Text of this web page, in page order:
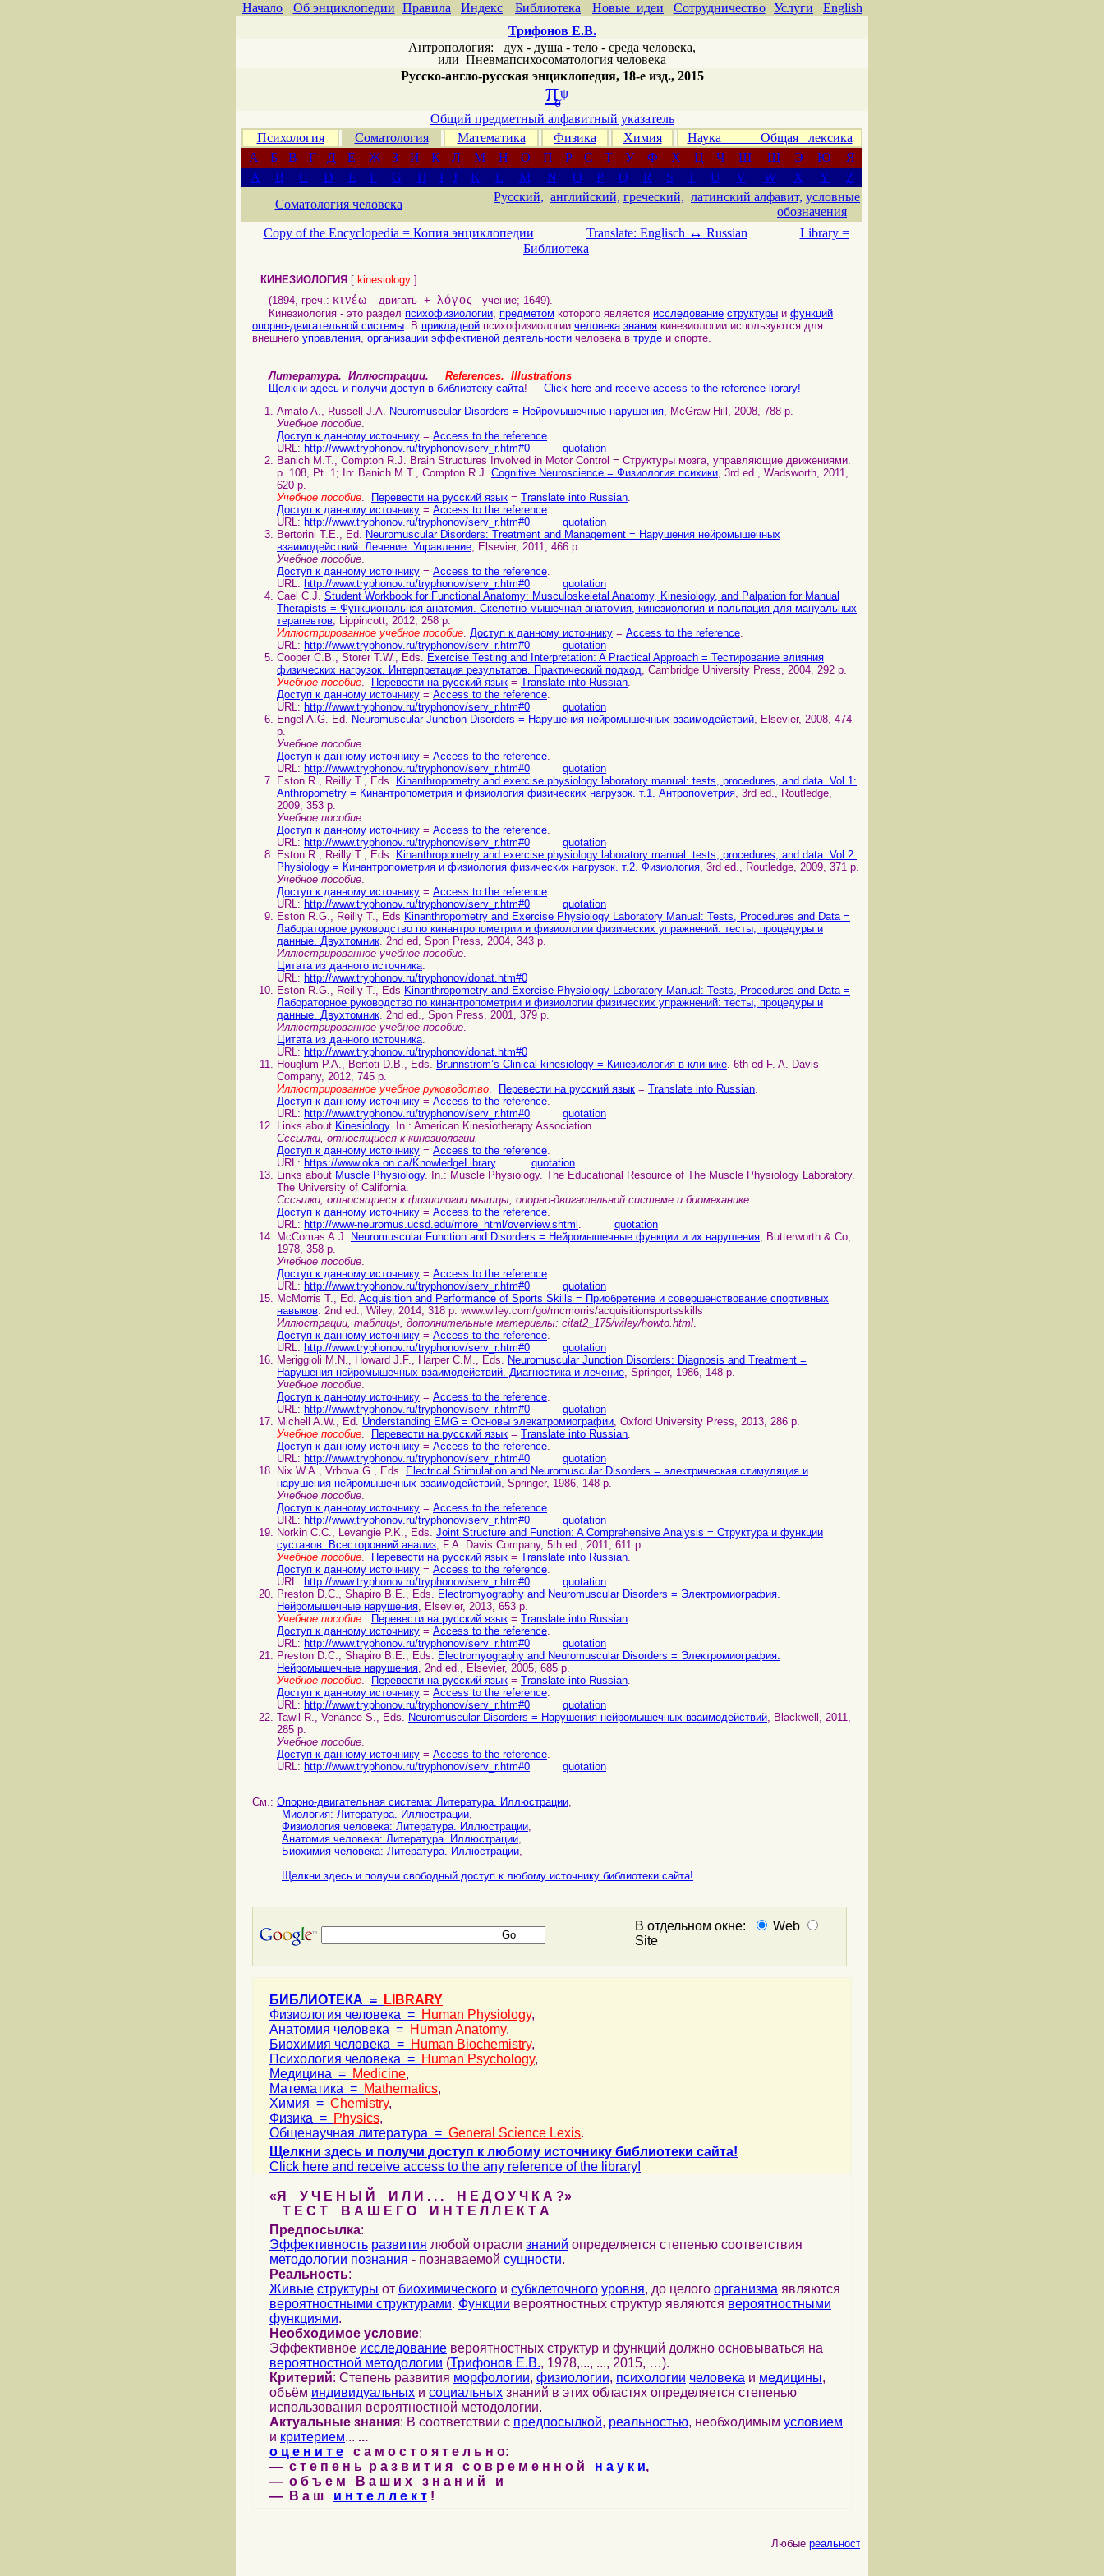
Начало Об энциклопедии Правила Индекс Библиотека Новые идеи Сотрудничество Услуги
English
Трифонов Е.В.
Антропология: дух - душа - тело - среда человека,
или Пневмапсихосоматология человека
Русско-англо-русская энциклопедия, 18-е изд., 2015
πψ
σ
Общий предметный алфавитный указатель
Психология
Соматология Математика Физика Химия
Наука Общая лексика
А
Б В Г Д Е Ж З И К Л М Н О П Р С Т У Ф Х Ц Ч Ш Щ Э Ю
Я
A
B C D E F G H I J K L M N O P Q R S T U V W X Y
Z
Соматология человека
Русский, английский, греческий, латинский алфавит, условные
обозначения
Copy of the Encyclopedia = Копия энциклопедии Translate: Englisch ↔ Russian
Library =
Библиотека
КИНЕЗИОЛОГИЯ [ kinesiology ]
(1894, греч.: κινέω - двигать + λόγος - учение; 1649).
Кинезиология - это раздел психофизиологии, предметом которого является исследование структуры и функций
опорно-двигательной системы. В прикладной психофизиологии человека знания кинезиологии используются для
внешнего управления, организации эффективной деятельности человека в труде и спорте.
Литература. Иллюстрации. References. Illustrations
Щелкни здесь и получи доступ в библиотеку сайта! Click here and receive access to the reference library!
Amato A., Russell J.A. Neuromuscular Disorders = Нейромышечные нарушения, McGraw-Hill, 2008, 788 p.
Учебное пособие.
Доступ к данному источнику = Access to the reference.
URL: http://www.tryphonov.ru/tryphonov/serv_r.htm#0
quotation
Banich M.T., Compton R.J. Brain Structures Involved in Motor Control = Структуры мозга, управляющие движениями.
p. 108, Pt. 1; In: Banich M.T., Compton R.J. Cognitive Neuroscience = Физиология психики, 3rd ed., Wadsworth, 2011,
620 p.
Учебное пособие. Перевести на русский язык = Translate into Russian.
Доступ к данному источнику = Access to the reference.
URL: http://www.tryphonov.ru/tryphonov/serv_r.htm#0
quotation
Bertorini T.E., Ed. Neuromuscular Disorders: Treatment and Management = Нарушения нейромышечных
взаимодействий. Лечение. Управление, Elsevier, 2011, 466 p.
Учебное пособие.
Доступ к данному источнику = Access to the reference.
URL: http://www.tryphonov.ru/tryphonov/serv_r.htm#0
quotation
Cael C.J. Student Workbook for Functional Anatomy: Musculoskeletal Anatomy, Kinesiology, and Palpation for Manual
Therapists = Функциональная анатомия. Скелетно-мышечная анатомия, кинезиология и пальпация для мануальных
терапевтов, Lippincott, 2012, 258 p.
Иллюстрированное учебное пособие. Доступ к данному источнику = Access to the reference.
URL: http://www.tryphonov.ru/tryphonov/serv_r.htm#0
quotation
Cooper C.B., Storer T.W., Eds. Exercise Testing and Interpretation: A Practical Approach = Тестирование влияния
физических нагрузок. Интерпретация результатов. Практический подход, Cambridge University Press, 2004, 292 p.
Учебное пособие. Перевести на русский язык = Translate into Russian.
Доступ к данному источнику = Access to the reference.
URL: http://www.tryphonov.ru/tryphonov/serv_r.htm#0
quotation
Engel A.G. Ed. Neuromuscular Junction Disorders = Нарушения нейромышечных взаимодействий, Elsevier, 2008, 474
p.
Учебное пособие.
Доступ к данному источнику = Access to the reference.
URL: http://www.tryphonov.ru/tryphonov/serv_r.htm#0
quotation
Eston R., Reilly T., Eds. Kinanthropometry and exercise physiology laboratory manual: tests, procedures, and data. Vol 1:
Anthropometry = Кинантропометрия и физиология физических нагрузок. т.1. Антропометрия, 3rd ed., Routledge,
2009, 353 p.
Учебное пособие.
Доступ к данному источнику = Access to the reference.
URL: http://www.tryphonov.ru/tryphonov/serv_r.htm#0
quotation
Eston R., Reilly T., Eds. Kinanthropometry and exercise physiology laboratory manual: tests, procedures, and data. Vol 2:
Physiology = Кинантропометрия и физиология физических нагрузок. т.2. Физиология, 3rd ed., Routledge, 2009, 371 p.
Учебное пособие.
Доступ к данному источнику = Access to the reference.
URL: http://www.tryphonov.ru/tryphonov/serv_r.htm#0
quotation
Eston R.G., Reilly T., Eds Kinanthropometry and Exercise Physiology Laboratory Manual: Tests, Procedures and Data =
Лабораторное руководство по кинантропометрии и физиологии физических упражнений: тесты, процедуры и
данные. Двухтомник. 2nd ed, Spon Press, 2004, 343 p.
Иллюстрированное учебное пособие.
Цитата из данного источника.
URL: http://www.tryphonov.ru/tryphonov/donat.htm#0
Eston R.G., Reilly T., Eds Kinanthropometry and Exercise Physiology Laboratory Manual: Tests, Procedures and Data =
Лабораторное руководство по кинантропометрии и физиологии физических упражнений: тесты, процедуры и
данные. Двухтомник. 2nd ed., Spon Press, 2001, 379 p.
Иллюстрированное учебное пособие.
Цитата из данного источника.
URL: http://www.tryphonov.ru/tryphonov/donat.htm#0
Houglum P.A., Bertoti D.B., Eds. Brunnstrom’s Сlinical kinesiology = Кинезиология в клинике. 6th ed F. A. Davis
Company, 2012, 745 p.
Иллюстрированное учебное руководство. Перевести на русский язык = Translate into Russian.
Доступ к данному источнику = Access to the reference.
URL: http://www.tryphonov.ru/tryphonov/serv_r.htm#0
quotation
Links about Kinesiology. In.: American Kinesiotherapy Association.
Сссылки, относящиеся к кинезиологии.
Доступ к данному источнику = Access to the reference.
URL: https://www.oka.on.ca/KnowledgeLibrary. quotation
Links about Muscle Physiology. In.: Muscle Physiology. The Educational Resource of The Muscle Physiology Laboratory.
The University of California.
Сссылки, относящиеся к физиологии мышцы, опорно-двигательной системе и биомеханике.
Доступ к данному источнику = Access to the reference.
URL: http://www-neuromus.ucsd.edu/more_html/overview.shtml . quotation
McComas A.J. Neuromuscular Function and Disorders = Нейромышечные функции и их нарушения, Butterworth & Co,
1978, 358 p.
Учебное пособие.
Доступ к данному источнику = Access to the reference.
URL: http://www.tryphonov.ru/tryphonov/serv_r.htm#0
quotation
McMorris T., Ed. Acquisition and Performance of Sports Skills = Приобретение и совершенствование спортивных
навыков. 2nd ed., Wiley, 2014, 318 p. www.wiley.com/go/mcmorris/acquisitionsportsskills
Иллюстрации, таблицы, дополнительные материалы: citat2_175/wiley/howto.html.
Доступ к данному источнику = Access to the reference.
URL: http://www.tryphonov.ru/tryphonov/serv_r.htm#0
quotation
Meriggioli M.N., Howard J.F., Harper C.M., Eds. Neuromuscular Junction Disorders: Diagnosis and Treatment =
Нарушения нейромышечных взаимодействий. Диагностика и лечение, Springer, 1986, 148 p.
Учебное пособие.
Доступ к данному источнику = Access to the reference.
URL: http://www.tryphonov.ru/tryphonov/serv_r.htm#0
quotation
Michell A.W., Ed. Understanding EMG = Основы элекатромиографии, Oxford University Press, 2013, 286 p.
Учебное пособие. Перевести на русский язык = Translate into Russian.
Доступ к данному источнику = Access to the reference.
URL: http://www.tryphonov.ru/tryphonov/serv_r.htm#0
quotation
Nix W.A., Vrbova G., Eds. Electrical Stimulation and Neuromuscular Disorders = электрическая стимуляция и
нарушения нейромышечных взаимодействий, Springer, 1986, 148 p.
Учебное пособие.
Доступ к данному источнику = Access to the reference.
URL: http://www.tryphonov.ru/tryphonov/serv_r.htm#0
quotation
Norkin C.C., Levangie P.K., Eds. Joint Structure and Function: A Comprehensive Analysis = Структура и функции
суставов. Всесторонний анализ, F.A. Davis Company, 5th ed., 2011, 611 p.
Учебное пособие. Перевести на русский язык = Translate into Russian.
Доступ к данному источнику = Access to the reference.
URL: http://www.tryphonov.ru/tryphonov/serv_r.htm#0
quotation
Preston D.C., Shapiro B.E., Eds. Electromyography and Neuromuscular Disorders = Электромиография.
Нейромышечные нарушения, Elsevier, 2013, 653 p.
Учебное пособие. Перевести на русский язык = Translate into Russian.
Доступ к данному источнику = Access to the reference.
URL: http://www.tryphonov.ru/tryphonov/serv_r.htm#0
quotation
Preston D.C., Shapiro B.E., Eds. Electromyography and Neuromuscular Disorders = Электромиография.
Нейромышечные нарушения, 2nd ed., Elsevier, 2005, 685 p.
Учебное пособие. Перевести на русский язык = Translate into Russian.
Доступ к данному источнику = Access to the reference.
URL: http://www.tryphonov.ru/tryphonov/serv_r.htm#0
quotation
Tawil R., Venance S., Eds. Neuromuscular Disorders = Нарушения нейромышечных взаимодействий, Blackwell, 2011,
285 p.
Учебное пособие.
Доступ к данному источнику = Access to the reference.
URL: http://www.tryphonov.ru/tryphonov/serv_r.htm#0 quotation
См.: Опорно-двигательная система: Литература. Иллюстрации,
Миология: Литература. Иллюстрации,
Физиология человека: Литература. Иллюстрации,
Анатомия человека: Литература. Иллюстрации,
Биохимия человека: Литература. Иллюстрации,
Щелкни здесь и получи свободный доступ к любому источнику библиотеки сайта!
В отдельном окне:
Web
Site
БИБЛИОТЕКА =
LIBRARY
Физиология человека = Human Physiology,
Анатомия человека = Human Anatomy,
Биохимия человека = Human Biochemistry,
Психология человека = Human Psychology,
Медицина = Medicine,
Математика = Mathematics,
Химия = Chemistry,
Физика = Physics,
Общенаучная литература = General Science Lexis.
Щелкни здесь и получи доступ к любому источнику библиотеки сайта!
Click here and receive access to the any reference of the library!
«Я У Ч Е Н Ы Й И Л И . . . Н Е Д О У Ч К А ?»
Т Е С Т В А Ш Е Г О И Н Т Е Л Л Е К Т А
Предпосылка:
Эффективность развития любой отрасли знаний определяется степенью соответствия
методологии познания - познаваемой сущности.
Реальность:
Живые структуры от биохимического и субклеточного уровня, до целого организма являются
вероятностными структурами. Функции вероятностных структур являются вероятностными
функциями.
Необходимое условие:
Эффективное исследование вероятностных структур и функций должно основываться на
вероятностной методологии (Трифонов Е.В., 1978,..., ..., 2015, …).
Критерий: Степень развития морфологии, физиологии, психологии человека и медицины,
объём индивидуальных и социальных знаний в этих областях определяется степенью
использования вероятностной методологии.
Актуальные знания: В соответствии с предпосылкой, реальностью, необходимым условием
и критерием... ...
о ц е н и т е с а м о с т о я т е л ь н о:
— с т е п е н ь р а з в и т и я с о в р е м е н н о й н а у к и,
— о б ъ е м В а ш и х з н а н и й и
— В а ш и н т е л л е к т !
Любыереальности, как